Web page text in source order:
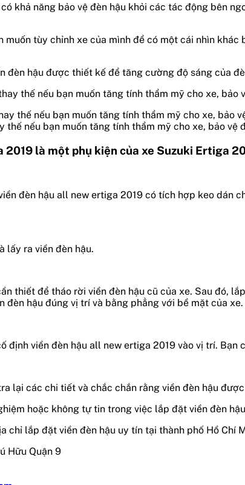
khả năng bảo vệ đèn hậu khỏi các tác động bên
muốn tùy chỉnh xe của mình để có một cái nhìn
đèn hậu được thiết kế để tăng cường độ sáng của
thế nếu bạn muốn tăng tính thẩm mỹ cho xe,
thế nếu bạn muốn tăng tính thẩm mỹ cho xe, bảo vệ
là một phụ kiện của xe Suzuki Ertiga
đèn hậu all new ertiga 2019 có tích hợp keo dán
lấy ra viền đèn hậu.
thiết để tháo rời viền đèn hậu cũ của xe. Sau đó,
đèn hậu đúng vị trí và bằng phẳng với bề mặt của xe.
định viền đèn hậu all new ertiga 2019 vào vị trí.
lại các chi tiết và chắc chắn rằng viền đèn hậu
hoặc không tự tin trong việc lắp đặt viền đèn
chỉ lắp đặt viền đèn hậu uy tín tại thành phố Hồ Chí
Hữu Quận 9